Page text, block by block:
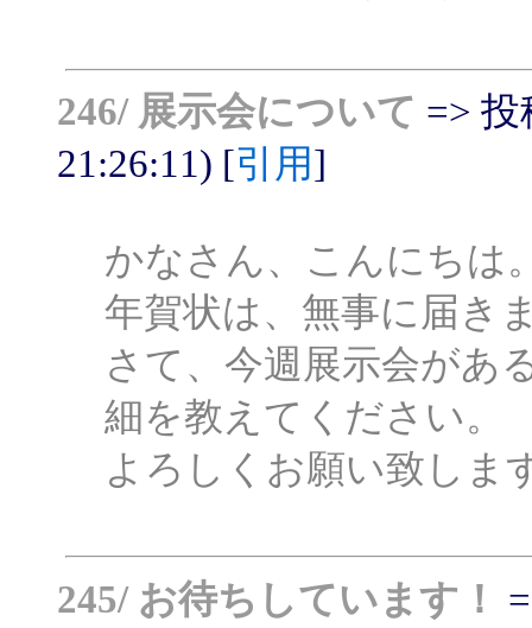
246/ 展示会について =>
21:26:11) [引用]
かなさん、こんにちは
年賀状は、無事に届き
さて、今週展示会があ
細を教えてください。
よろしくお願い致しま
245/ お待ちしています！